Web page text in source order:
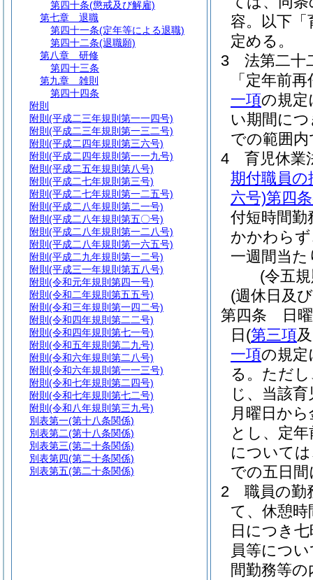
容。以下「
定める。
3
法第二十
「定年前
一項の規定
い期間に
での範囲
4
育児休業
期付職員
六号)第四
付短時間勤
かかわら
一週間当
(令五
(週休日及
第四条
日
日 (第三項
一項の規定
る。 ただ
じ、当該
月曜日か
とし、定
について
での五日
2
職員の勤
て、休憩
日につき
員等につ
間勤務等
第四十条(懲戒及び解雇)
第七章
退職
第四十一条(定年等による退職)
第四十二条(退職願)
第八章
研修
第四十三条
第九章
雑則
第四十四条
附則
附則 (平成二三年規則第一一四号)
附則 (平成二三年規則第一三二号)
附則 (平成二四年規則第三六号)
附則 (平成二四年規則第一一九号)
附則 (平成二五年規則第八号)
附則 (平成二七年規則第三号)
附則 (平成二七年規則第一二五号)
附則 (平成二八年規則第二一号)
附則 (平成二八年規則第五〇号)
附則 (平成二八年規則第一二八号)
附則 (平成二八年規則第一六五号)
附則 (平成二九年規則第一二号)
附則 (平成三一年規則第五八号)
附則 (令和元年規則第四一号)
附則 (令和二年規則第五五号)
附則 (令和三年規則第一四二号)
附則 (令和四年規則第二二号)
附則 (令和四年規則第七一号)
附則 (令和五年規則第二九号)
附則 (令和六年規則第二八号)
附則 (令和六年規則第一一三号)
附則 (令和七年規則第二四号)
附則 (令和七年規則第七二号)
附則 (令和八年規則第三九号)
別表第一(第十八条関係)
別表第二(第十八条関係)
別表第三(第二十条関係)
別表第四(第二十条関係)
別表第五(第二十条関係)